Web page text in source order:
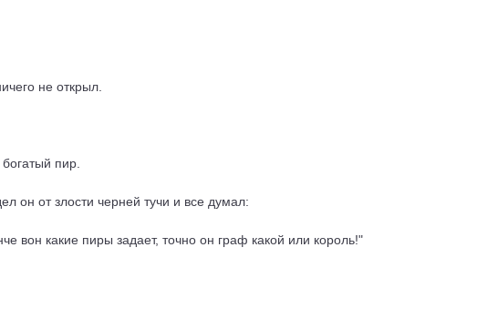
не открыл.
пир.
он от злости черней тучи и все думал:
вон какие пиры задает, точно он граф какой или король!"